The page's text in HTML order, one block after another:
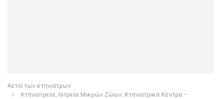
Αετοί των κτηνιάτρων
Κτηνιατρεία, Ιατρεία Μικρών Ζώων, Κτηνιατρικά Κέντρα -